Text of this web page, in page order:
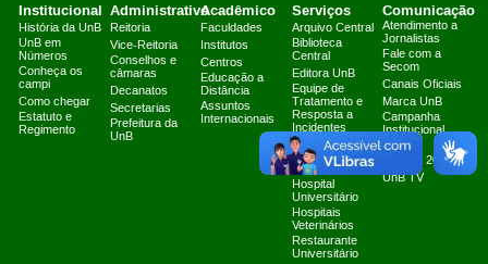
Institucional
História da UnB
UnB em
Números
Conheça os
campi
Como chegar
Estatuto e
Regimento
Administrativo
Reitoria
Vice-Reitoria
Conselhos e
câmaras
Decanatos
Secretarias
Prefeitura da
UnB
Acadêmico
Faculdades
Institutos
Centros
Educação a
Distância
Assuntos
Internacionais
Serviços
Arquivo Central
Biblioteca
Central
Editora UnB
Equipe de
Tratamento e
Resposta a
Incidentes
Cibernéticos
Fazenda Água
Limpa
Hospital
Universitário
Hospitais
Veterinários
Restaurante
Universitário
Comunicação
Atendimento a
Jornalistas
Fale com a
Secom
Canais Oficiais
Marca UnB
Campanha
Institucional
2025
Planner 2024
UnB TV